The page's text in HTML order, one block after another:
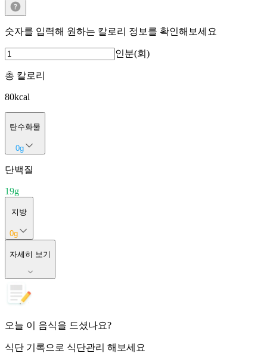
숫자를 입력해 원하는 칼로리 정보를 확인해보세요
인분(회)
총 칼로리
80kcal
탄수화물
0g
단백질
19g
지방
0g
자세히 보기
오늘 이 음식을 드셨나요?
식단 기록으로 식단관리 해보세요